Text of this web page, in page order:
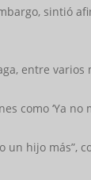
sintió
entre varios
como ‘Ya no
hijo más”,